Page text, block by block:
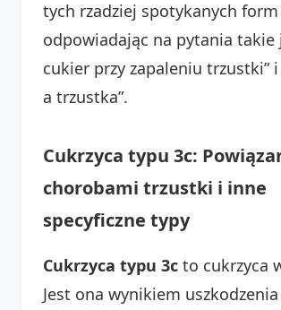
tych rzadziej spotykanych form
odpowiadając na pytania takie
cukier przy zapaleniu trzustki” i
a trzustka”.
Cukrzyca typu 3c:
chorobami trzustki i inne
specyficzne typy
Cukrzyca typu 3c to cukrzyca
Jest ona wynikiem